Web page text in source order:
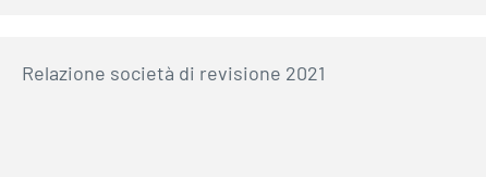
Relazione società di revisione 2021